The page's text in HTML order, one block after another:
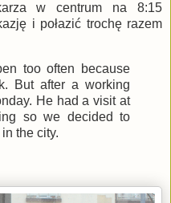
w centrum na 8:15
i połazić trochę razem
too often because
But after a working
He had a visit at
so we decided to
the city.